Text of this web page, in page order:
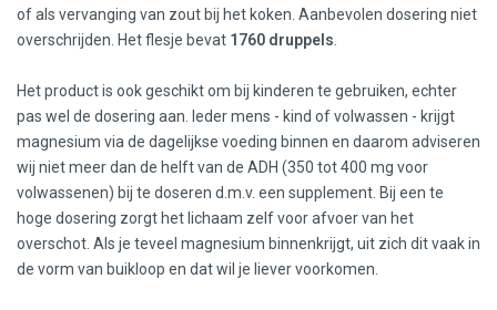
of als vervanging van zout bij het koken. Aanbevolen dosering niet
overschrijden. Het flesje bevat 1760 druppels
Het product is ook geschikt om bij kinderen te gebruiken, echter
pas wel de dosering aan. Ieder mens - kind of volwassen - krijgt
magnesium via de dagelijkse voeding binnen en daarom adviseren
wij niet meer dan de helft van de ADH (350 tot 400 mg voor
volwassenen) bij te doseren d.m.v. een supplement. Bij een te
hoge dosering zorgt het lichaam zelf voor afvoer van het
overschot. Als je teveel magnesium binnenkrijgt, uit zich dit vaak in
de vorm van buikloop en dat wil je liever voorkomen.